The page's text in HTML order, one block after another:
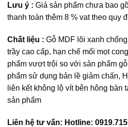
Lưu ý : Giá sản phẩm chưa bao
thanh toán thêm 8 % vat theo quy
Chất liệu : Gỗ MDF lõi xanh
trầy cao cấp, hạn chế mối mọt
phẩm vượt trội so với sản phẩm
phẩm sử dụng bản lề giảm chấn,
liên kết không lộ vít bên hông bàn
sản phẩm
Liên hệ tư vấn: Hotline: